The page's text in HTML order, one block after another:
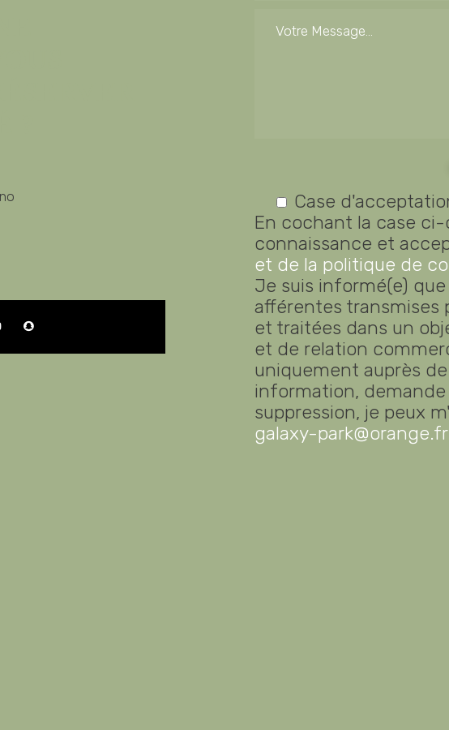
Case
En cochant la case
connaissance et
et de la politique de
Je suis informé(e)
afférentes transmises
et traitées dans un
et de relation
uniquement auprès
information,
suppression, je peux
galaxy-park@orange.fr